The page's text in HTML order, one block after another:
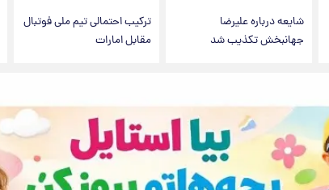
شایعه درباره علیرضا
جهانبخش تکذیب شد
ترکیب احتمالی تیم ملی فوتبال
مقابل امارات